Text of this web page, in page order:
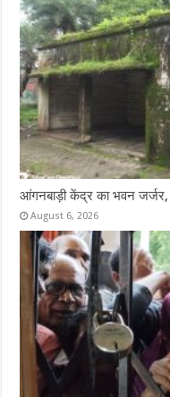
आंगनबाड़ी केंद्र का भवन
August 6, 2026